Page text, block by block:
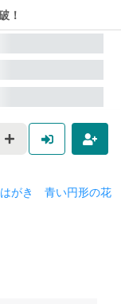
！
がき 青い円形の花